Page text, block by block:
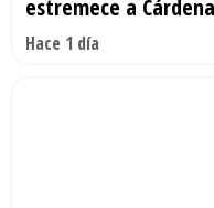
estremece a
Hace 1 día